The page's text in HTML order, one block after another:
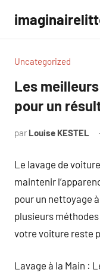
contenu
Uncategorized
Les
pour un
par Louise KESTEL
Le lavage de
maintenir
pour un nettoyage
plusieurs
votre voiture reste
Lavage à la Main :